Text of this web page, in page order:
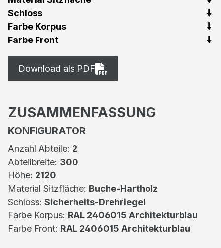
Schloss
Farbe Korpus
Farbe Front
Download als PDF
ZUSAMMENFASSUNG
KONFIGURATOR
Anzahl Abteile: 2
Abteilbreite: 300
Höhe: 2120
Material Sitzfläche: Buche-Hartholz
Schloss: Sicherheits-Drehriegel
Farbe Korpus: RAL 2406015 Architekturblau
Farbe Front: RAL 2406015 Architekturblau